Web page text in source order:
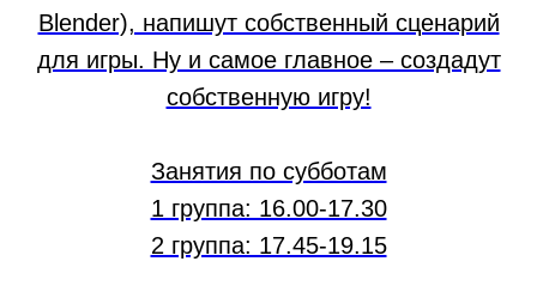
Blender), напишут собственный сценарий
для игры. Ну и самое главное – создадут
собственную игру!
Занятия по субботам
1 группа: 16.00-17.30
2 группа: 17.45-19.15